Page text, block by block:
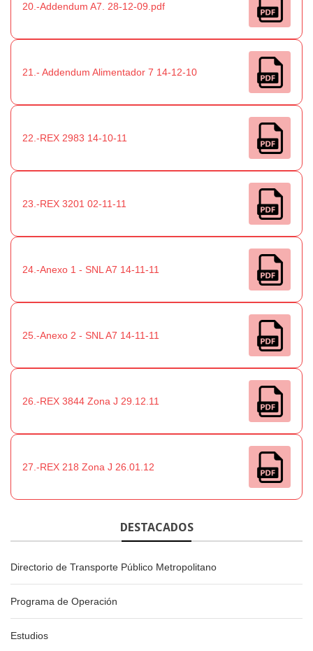
20.-Addendum A7. 28-12-09.pdf
21.- Addendum Alimentador 7 14-12-10
22.-REX 2983 14-10-11
23.-REX 3201 02-11-11
24.-Anexo 1 - SNL A7 14-11-11
25.-Anexo 2 - SNL A7 14-11-11
26.-REX 3844 Zona J 29.12.11
27.-REX 218 Zona J 26.01.12
DESTACADOS
Directorio de Transporte Público Metropolitano
Programa de Operación
Estudios